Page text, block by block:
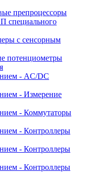
препроцессоры
специального
с сенсорным
потенциометры
- AC/DC
- Измерение
- Коммутаторы
- Контроллеры
- Контроллеры
- Контроллеры